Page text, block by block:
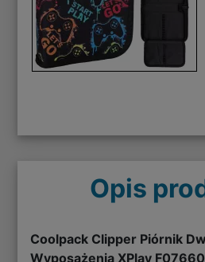
Opis
Coolpack Clipper Piórnik
Wyposażenia XPlay